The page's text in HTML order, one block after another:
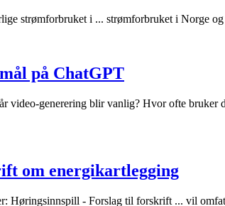
strømforbruket i ... strømforbruket i Norge og
på ChatGPT
video-generering blir vanlig? Hvor ofte
om energikartlegging
Høringsinnspill - Forslag til forskrift ... vil